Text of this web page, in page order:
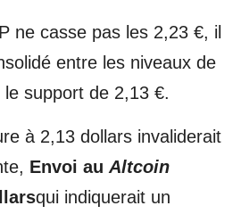
ne casse pas les 2,23 €, il
entre les niveaux de
support de 2,13 €.
à 2,13 dollars invaliderait
Envoi auAltcoin
qui indiquerait un